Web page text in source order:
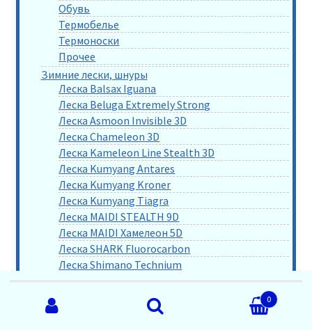
Обувь
Термобелье
Термоноски
Прочее
Зимние лески, шнуры
Леска Balsax Iguana
Леска Beluga Extremely Strong
Леска Asmoon Invisible 3D
Леска Chameleon 3D
Леска Kameleon Line Stealth 3D
Леска Kumyang Antares
Леска Kumyang Kroner
Леска Kumyang Tiagra
Леска MAIDI STEALTH 9D
Леска MAIDI Хамелеон 5D
Леска SHARK Fluorocarbon
Леска Shimano Technium
Леска Stealth Line 3D
Шнур Admiral Super PE
0